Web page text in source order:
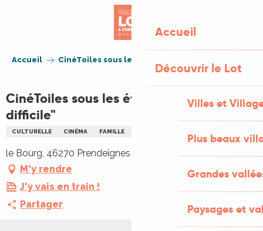
Accueil
Découvrir le Lot
Villes et
Plus beaux
Grandes
Paysages et
Accueil CinéToiles sous les étoiles "Une année difficile"
CinéToiles sous les étoiles "Une année
difficile"
CULTURELLE CINÉMA FAMILLE
le Bourg, 46270 Prendeignes
M'y rendre
J'y vais en train !
Partager